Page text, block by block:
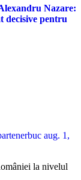
Nazare:
decisive pentru
aug. 1,